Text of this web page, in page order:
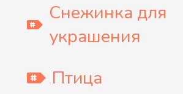
Снежинка для
украшения
Птица